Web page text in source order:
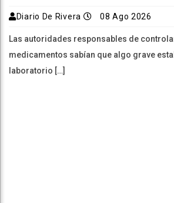
Diario De Rivera 08 Ago 2026
Las autoridades responsables de
medicamentos sabían que algo grave
laboratorio […]